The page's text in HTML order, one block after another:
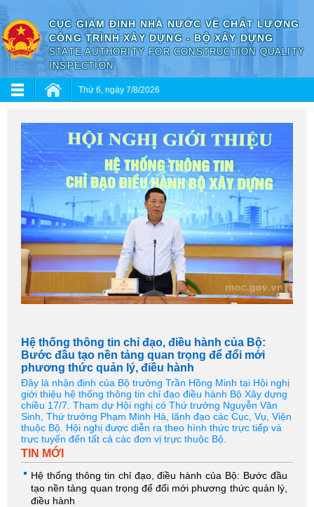
CỤC GIÁM ĐỊNH NHÀ NƯỚC VỀ CHẤT LƯỢNG
CÔNG TRÌNH XÂY DỰNG - BỘ XÂY DỰNG
STATE AUTHORITY FOR CONSTRUCTION QUALITY
INSPECTION
Thứ 6, ngày 7/8/2026
Hệ thống thông tin chỉ đạo, điều hành của Bộ:
Bước đầu tạo nền tảng quan trọng để đổi mới
phương thức quản lý, điều hành
Đây là nhận định của Bộ trưởng Trần Hồng Minh tại Hội nghị
giới thiệu hệ thống thông tin chỉ đạo điều hành Bộ Xây dựng
chiều 17/7. Tham dự Hội nghị có Thứ trưởng Nguyễn Văn
Sinh, Thứ trưởng Phạm Minh Hà, lãnh đạo các Cục, Vụ, Viện
thuộc Bộ. Hội nghị được diễn ra theo hình thức trực tiếp và
trực tuyến đến tất cả các đơn vị trực thuộc Bộ.
TIN MỚI
Hệ thống thông tin chỉ đạo, điều hành của Bộ: Bước đầu
tạo nền tảng quan trọng để đổi mới phương thức quản lý,
điều hành